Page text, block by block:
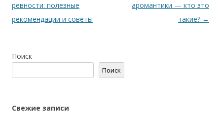
по
записям
ревности: полезные
рекомендации и советы
аромантики — кто это
такие? →
Поиск
Поиск
Свежие записи